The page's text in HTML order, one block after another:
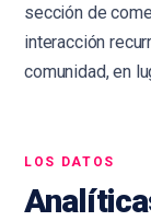
sección de
interacción
comunidad, en
LOS DATOS